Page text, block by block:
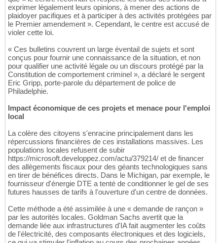
exprimer légalement leurs opinions, à mener des actions de
plaidoyer pacifiques et à participer à des activités protégées par
le Premier amendement ». Cependant, le centre est accusé de
violer cette loi.
« Ces bulletins couvrent un large éventail de sujets et sont
conçus pour fournir une connaissance de la situation, et non
pour qualifier une activité légale ou un discours protégé par la
Constitution de comportement criminel », a déclaré le sergent
Eric Gripp, porte-parole du département de police de
Philadelphie.
Impact économique de ces projets et menace pour l'emploi
local
La colère des citoyens s'enracine principalement dans les
répercussions financières de ces installations massives. Les
populations locales refusent de subir
https://microsoft.developpez.com/actu/379214/ et de financer
des allègements fiscaux pour des géants technologiques sans
en tirer de bénéfices directs. Dans le Michigan, par exemple, le
fournisseur d'énergie DTE a tenté de conditionner le gel de ses
futures hausses de tarifs à l'ouverture d'un centre de données.
Cette méthode a été assimilée à une « demande de rançon »
par les autorités locales. Goldman Sachs avertit que la
demande liée aux infrastructures d'IA fait augmenter les coûts
de l'électricité, des composants électroniques et des logiciels,